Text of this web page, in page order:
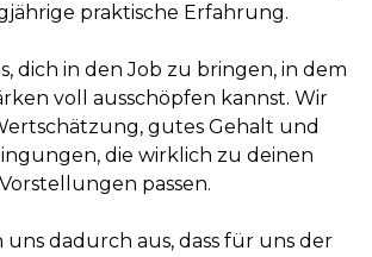
praktische Erfahrung.
dich in den Job zu bringen, in dem
voll ausschöpfen kannst. Wir
gutes Gehalt und
die wirklich zu deinen
Vorstellungen passen.
uns dadurch aus, dass für uns der